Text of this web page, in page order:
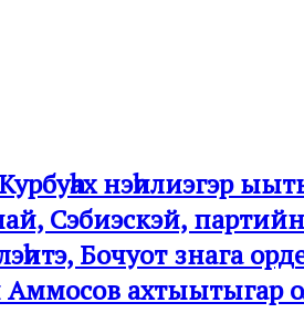
нэһилиэгэр
Сэбиэскэй,
Бочуот знага
ахтыытыгар